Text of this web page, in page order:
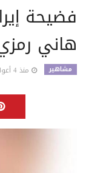
فضيحة
هاني
مشاهير منذ 4 أعوام